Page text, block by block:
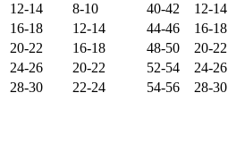
12-14
8-10 40-42 12-14
16-18
12-14 44-46 16-18
20-22
16-18 48-50 20-22
24-26
20-22 52-54 24-26
28-30
22-24 54-56 28-30